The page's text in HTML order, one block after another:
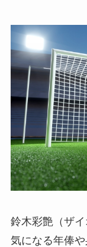
鈴木彩艶（ザ
気になる年俸や